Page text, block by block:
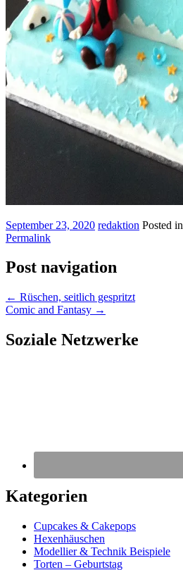
September 23, 2020 redaktion Posted in
Permalink
Post navigation
← Rüschen, seitlich gespritzt
Comic and Fantasy →
Soziale Netzwerke
Kategorien
Cupcakes & Cakepops
Hexenhäuschen
Modellier & Technik Beispiele
Torten – Geburtstag